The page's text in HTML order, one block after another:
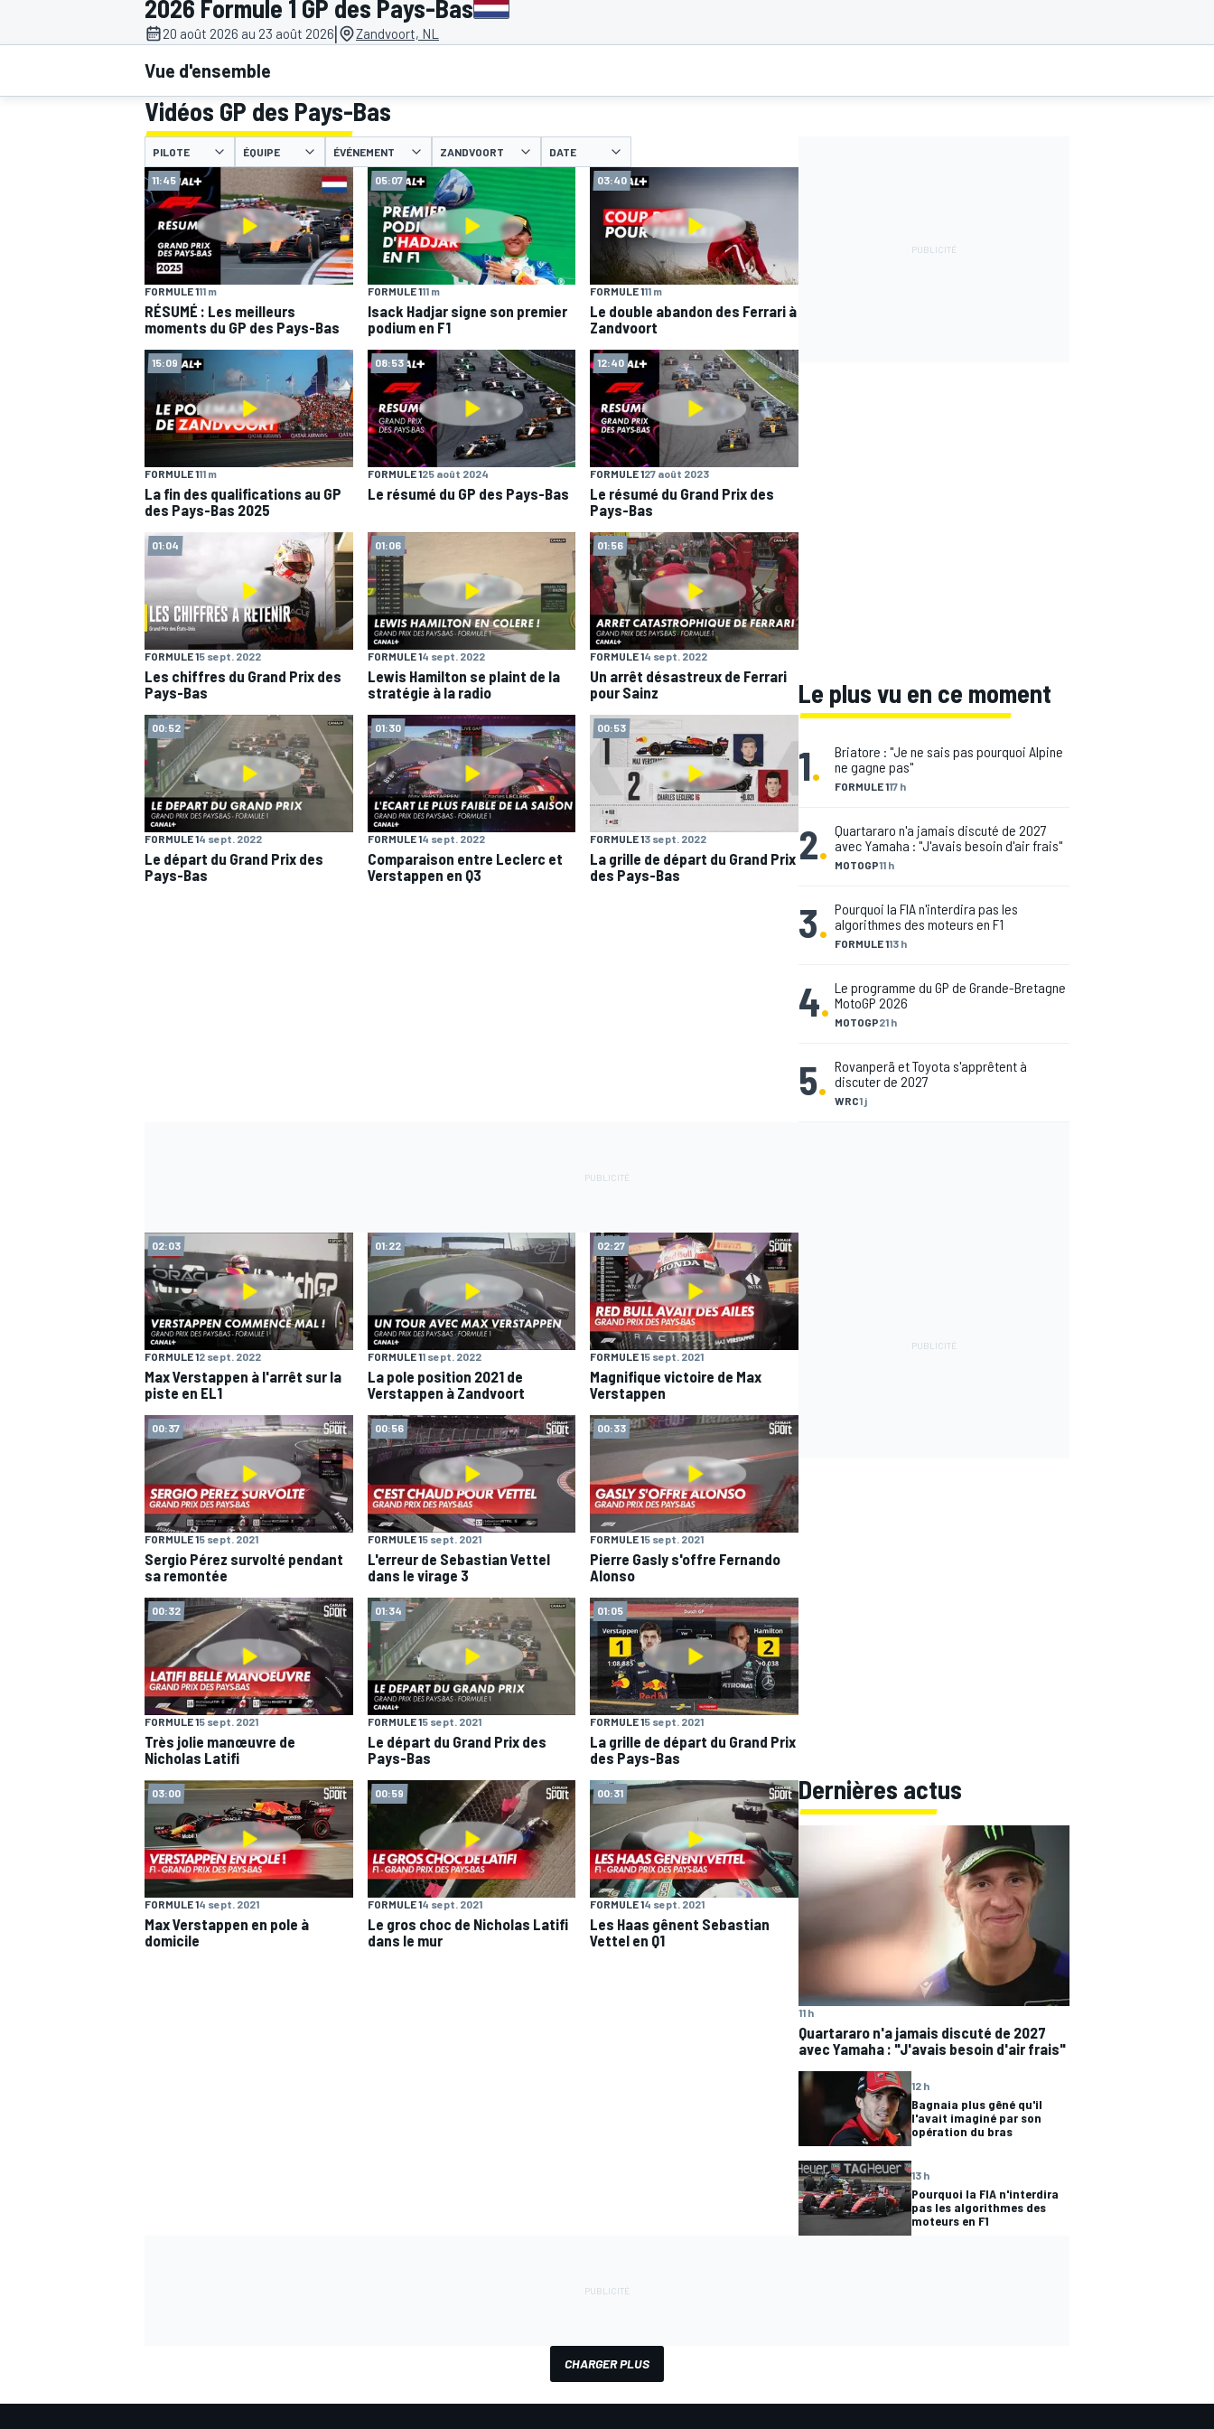
MOTOGP
WEC
AUTRES CHAMPIONNATS
2026 Formule 1 GP des Pays-Bas
20 août 2026 au 23 août 2026| Zandvoort, NL
Vue d'ensemble
Vidéos GP des Pays-Bas
PILOTE ÉQUIPE ÉVÉNEMENT ZANDVOORT DATE
11:45
FORMULE 111 m
RÉSUMÉ : Les meilleurs
moments du GP des Pays-Bas
05:07
FORMULE 111 m
Isack Hadjar signe son premier
podium en F1
03:40
FORMULE 111 m
Le double abandon des Ferrari à
Zandvoort
15:09
FORMULE 111 m
La fin des qualifications au GP
des Pays-Bas 2025
08:53
FORMULE 125 août 2024
Le résumé du GP des Pays-Bas
12:40
FORMULE 127 août 2023
Le résumé du Grand Prix des
Pays-Bas
01:04
FORMULE 15 sept. 2022
Les chiffres du Grand Prix des
Pays-Bas
01:06
FORMULE 14 sept. 2022
Lewis Hamilton se plaint de la
stratégie à la radio
01:56
FORMULE 14 sept. 2022
Un arrêt désastreux de Ferrari
pour Sainz
00:52
FORMULE 14 sept. 2022
Le départ du Grand Prix des
Pays-Bas
01:30
FORMULE 14 sept. 2022
Comparaison entre Leclerc et
Verstappen en Q3
00:53
FORMULE 13 sept. 2022
La grille de départ du Grand Prix
des Pays-Bas
Le plus vu en ce moment
1. FORMULE 117 h
Briatore : "Je ne sais pas pourquoi Alpine
ne gagne pas"
2. MOTOGP11 h
Quartararo n'a jamais discuté de 2027
avec Yamaha : "J'avais besoin d'air frais"
3. FORMULE 113 h
Pourquoi la FIA n'interdira pas les
algorithmes des moteurs en F1
4. MOTOGP21 h
Le programme du GP de Grande-Bretagne
MotoGP 2026
5. WRC1 j
Rovanperä et Toyota s'apprêtent à
discuter de 2027
02:03
FORMULE 12 sept. 2022
Max Verstappen à l'arrêt sur la
piste en EL1
01:22
FORMULE 11 sept. 2022
La pole position 2021 de
Verstappen à Zandvoort
02:27
FORMULE 15 sept. 2021
Magnifique victoire de Max
Verstappen
00:37
FORMULE 15 sept. 2021
Sergio Pérez survolté pendant
sa remontée
00:56
FORMULE 15 sept. 2021
L'erreur de Sebastian Vettel
dans le virage 3
00:33
FORMULE 15 sept. 2021
Pierre Gasly s'offre Fernando
Alonso
00:32
FORMULE 15 sept. 2021
Très jolie manœuvre de
Nicholas Latifi
01:34
FORMULE 15 sept. 2021
Le départ du Grand Prix des
Pays-Bas
01:05
FORMULE 15 sept. 2021
La grille de départ du Grand Prix
des Pays-Bas
03:00
FORMULE 14 sept. 2021
Max Verstappen en pole à
domicile
00:59
FORMULE 14 sept. 2021
Le gros choc de Nicholas Latifi
dans le mur
00:31
FORMULE 14 sept. 2021
Les Haas gênent Sebastian
Vettel en Q1
Dernières actus
11 h
Quartararo n'a jamais discuté de 2027
avec Yamaha : "J'avais besoin d'air frais"
12 h
Bagnaia plus gêné qu'il
l'avait imaginé par son
opération du bras
13 h
Pourquoi la FIA n'interdira
pas les algorithmes des
moteurs en F1
CHARGER PLUS